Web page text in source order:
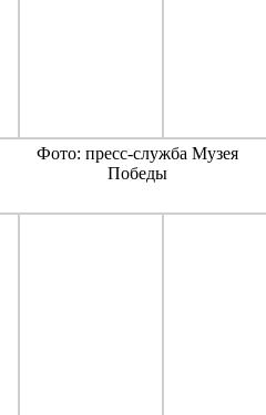
Фото: пресс-служба Музея
Победы